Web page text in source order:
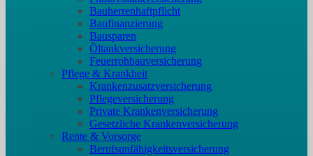
Bauherrenhaftpflicht
Baufinanzierung
Bausparen
Öltankversicherung
Feuerrohbauversicherung
Pflege & Krankheit
Krankenzusatzversicherung
Pflegeversicherung
Private Krankenversicherung
Gesetzliche Krankenversicherung
Rente & Vorsorge
Berufs­unfähigkeitsversicherung